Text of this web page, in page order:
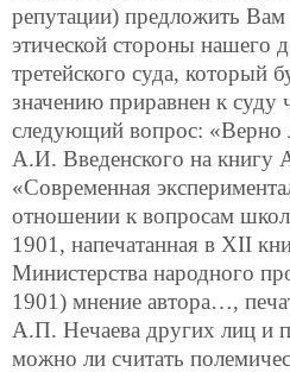
репутации) предложить Вам
этической стороны нашего
третейского суда, который
значению приравнен к суду
следующий вопрос: «Верно
А.И. Введенского на книгу
«Современная
отношении к вопросам
1901, напечатанная в XII
Министерства народного
1901) мнение автора…,
А.П. Нечаева других лиц и
можно ли считать